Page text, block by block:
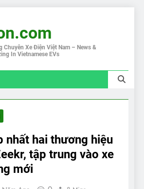
Chuyên Xe Điện Việt Nam – News &
In Vietnamese EVs
nhất hai thương hiệu
tập trung vào xe
mới